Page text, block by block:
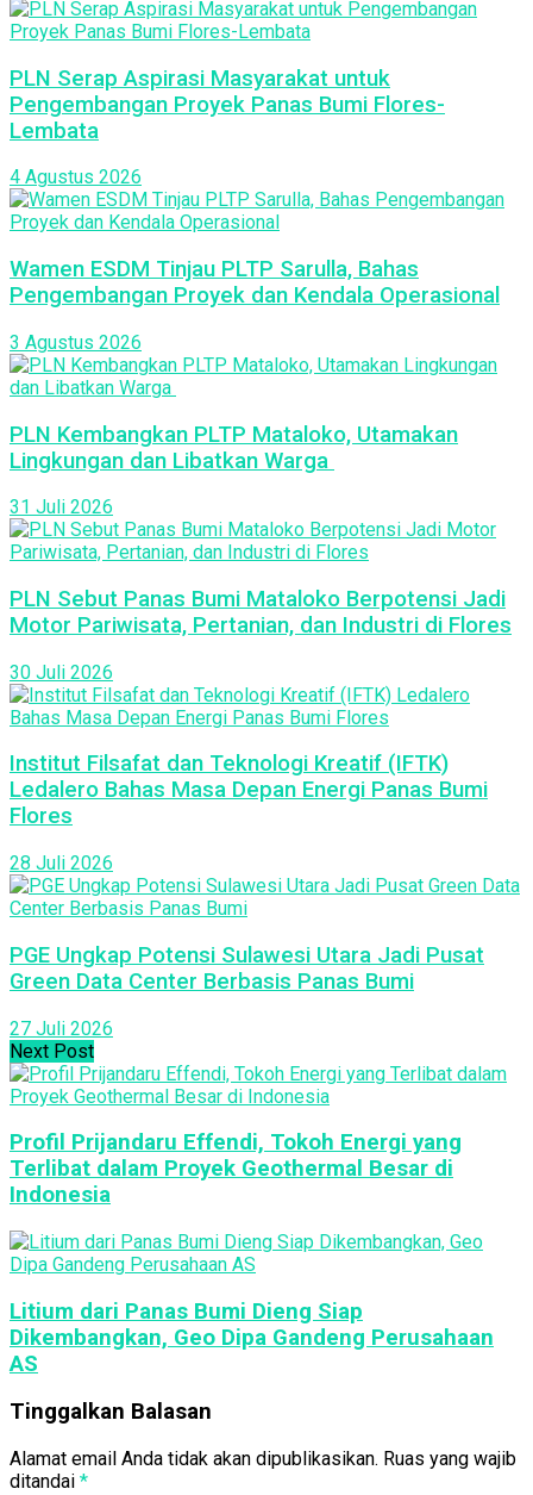
PLN Serap Aspirasi Masyarakat untuk
Pengembangan Proyek Panas Bumi Flores-
Lembata
4 Agustus 2026
Wamen ESDM Tinjau PLTP Sarulla, Bahas
Pengembangan Proyek dan Kendala Operasional
3 Agustus 2026
PLN Kembangkan PLTP Mataloko, Utamakan
Lingkungan dan Libatkan Warga
31 Juli 2026
PLN Sebut Panas Bumi Mataloko Berpotensi Jadi
Motor Pariwisata, Pertanian, dan Industri di Flores
30 Juli 2026
Institut Filsafat dan Teknologi Kreatif (IFTK)
Ledalero Bahas Masa Depan Energi Panas Bumi
Flores
28 Juli 2026
PGE Ungkap Potensi Sulawesi Utara Jadi Pusat
Green Data Center Berbasis Panas Bumi
27 Juli 2026
Next Post
Profil Prijandaru Effendi, Tokoh Energi yang
Terlibat dalam Proyek Geothermal Besar di
Indonesia
Litium dari Panas Bumi Dieng Siap
Dikembangkan, Geo Dipa Gandeng Perusahaan
AS
Tinggalkan Balasan
Alamat email Anda tidak akan dipublikasikan. Ruas yang wajib
ditandai *